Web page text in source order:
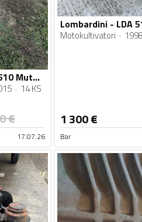
Lombardini - LD 510 Muta Maestral
14 KS
€
17.07.26
Lombardini - LDA
Motokultivatori 1998
1 300€
Bar